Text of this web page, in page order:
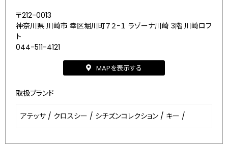
〒212-0013
神奈川県 川崎市 幸区堀川町７２−１ ラゾーナ川崎 3階 川崎ロフ
ト
044-511-4121
MAPを表示する
取扱ブランド
アテッサ / クロスシー / シチズンコレクション / キー /